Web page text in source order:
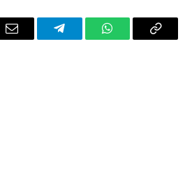
Email TelegramWhatsAppCopy